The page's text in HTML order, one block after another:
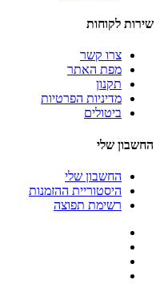
שירות לקוחות
צרו קשר
מפת האתר
תקנון
מדיניות הפרטיות
ביטולים
החשבון שלי
החשבון שלי
היסטוריית ההזמנות
רשימת תפוצה